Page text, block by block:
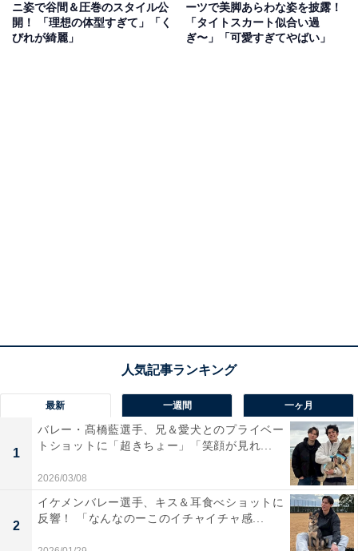
ニ姿で谷間＆圧巻のスタイル公
開！ 「理想の体型すぎて」「く
びれが綺麗」
ーツで美脚あらわな姿を披露！
「タイトスカート似合い過
ぎ〜」「可愛すぎてやばい」
最新 一週間 一ヶ月
1
バレー・髙橋藍選手、兄＆愛犬とのプライベー
トショットに「超きちょー」「笑顔が見れ...
2026/03/08
2
イケメンバレー選手、キス＆耳食べショットに
反響！ 「なんなのーこのイチャイチャ感...